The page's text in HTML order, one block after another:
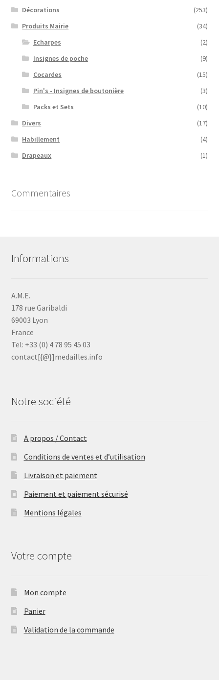
Décorations
(253)
Produits Mairie
(34)
Echarpes
(2)
Insignes de poche
(9)
Cocardes
(15)
Pin's - Insignes de boutonière
(3)
Packs et Sets
(10)
Divers
(17)
Habillement
(4)
Drapeaux
(1)
Commentaires
Informations
A.M.E.
178 rue Garibaldi
69003 Lyon
France
Tel: +33 (0) 4 78 95 45 03
contact[{@}]medailles.info
Notre société
A propos / Contact
Conditions de ventes et d’utilisation
Livraison et paiement
Paiement et paiement sécurisé
Mentions légales
Votre compte
Mon compte
Panier
Validation de la commande